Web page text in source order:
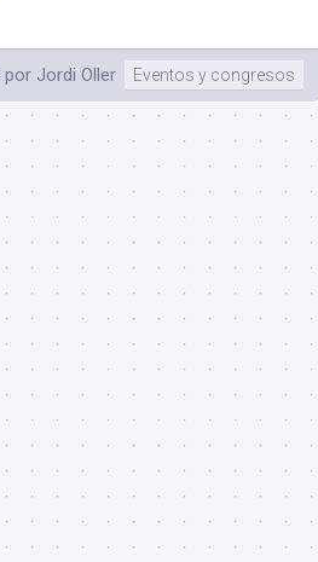
por Jordi Oller Eventos y congresos